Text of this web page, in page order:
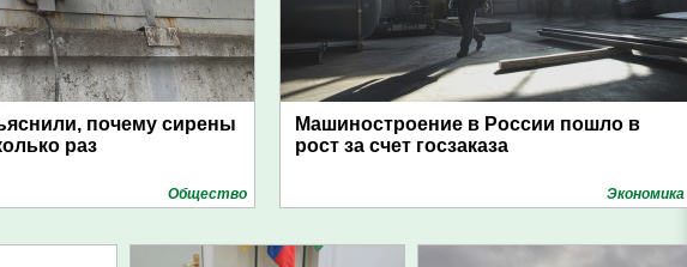
почему сирены
раз
Общество
Машиностроение в России пошло в
рост за счет госзаказа
Экономика